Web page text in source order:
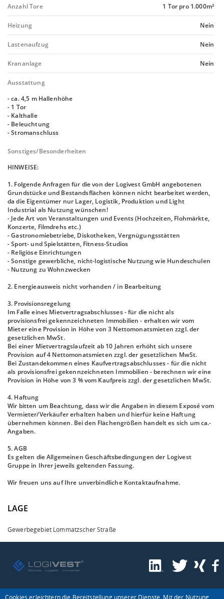
Anzahl Tore 1 Tor pro 1.000m²
Heizung Nein
Lastenaufzug Nein
Krananlage Nein
Ausstattung
- ca. 4,5 m Hallenhöhe
- 1 Tor
- Kalthalle
- Beleuchtung
- Stromanschluss
Sonstiges/Besonderheiten
HINWEISE:
1. Folgende Anfragen für die von der Logivest GmbH angebotenen
Grundstücke und Bestandsflächen können nicht bearbeitet werden,
da die Eigentümer nur Lager, Logistik, Produktion und Light
Industrial als Nutzung wünschen!
- Jede Art von Veranstaltungen und Events (Hochzeiten, Flohmärkte,
Konzerte, Filmdrehs etc.)
- Gastronomiebetriebe, Diskotheken, Vergnügungsstätten
- Sport- und Spielstätten, Fitness-Studios
- Religiöse Einrichtungen
- Sonstige gewerbliche, nicht-logistische Nutzung wie Hundeschulen
- Nutzung zu Wohnzwecken
2. Energieausweis nicht vorhanden / in Bearbeitung
3. Provisionsregelung
Im Falle eines Mietvertragsabschlusses - für die nicht als
provisionsfrei gekennzeichneten Immobilien - erhalten wir vom
Mieter eine Provision in Höhe von 3 Nettomonatsmieten zzgl. der
gesetzlichen MwSt.
Bei einer Mietvertragslaufzeit ab 10 Jahren erhöht sich unsere
Provision auf 4 Nettomonatsmieten zzgl. der gesetzlichen MwSt.
Bei Zustandekommen eines Kaufvertragsabschlusses - für die nicht
als provisionsfrei gekennzeichneten Immobilien - berechnen wir eine
Provision in Höhe von 3 % vom Kaufpreis zzgl. der gesetzlichen MwSt.
4. Haftung
Wir bitten um Beachtung, dass wir die Angaben in diesem Exposé vom
Vermieter/Verkäufer erhalten haben und hierfür keine Haftung
übernehmen können. Bei den Flächengrößen handelt es sich um ca.-
Angaben.
5. AGB
Es gelten die Allgemeinen Geschäftsbedingungen der Logivest
Gruppe in Ihrer jeweils geltenden Fassung.
Wir freuen uns auf Ihre unverbindliche Kontaktaufnahme.
LAGE
Gewerbegebiet Lommatzscher Straße
Cookies erleichtern die Bereitstellung unserer Dienste. Mit der Nutzung